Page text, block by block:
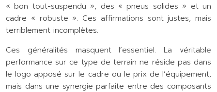
« bon tout-suspendu », des « pneus solides » et un
cadre « robuste ». Ces affirmations sont justes, mais
terriblement incomplètes.
Ces généralités masquent l’essentiel. La véritable
performance sur ce type de terrain ne réside pas dans
le logo apposé sur le cadre ou le prix de l’équipement,
mais dans une synergie parfaite entre des composants